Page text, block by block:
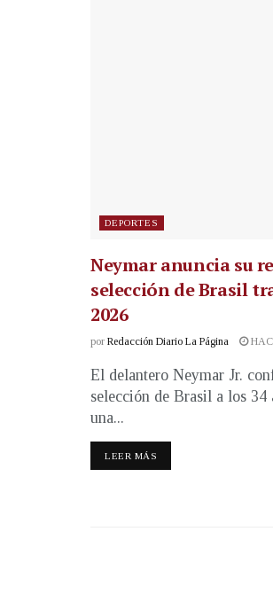
DEPORTES
Neymar anuncia su
selección de Brasil
2026
por Redacción Diario La Página
El delantero Neymar Jr.
selección de Brasil a los 34
una...
LEER MÁS